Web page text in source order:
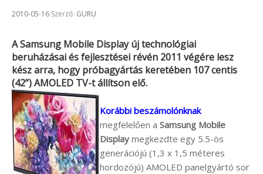
Beküldve:
2010-05-16 Szerző: GURU
ASamsung Mobile Displayúj technológiai
beruházásai és fejlesztései révén 2011 végére lesz
kész arra, hogy próbagyártás keretében 107 centis
(42”) AMOLED TV-t állítson elő.
Korábbi beszámolónknak
megfelelően a Samsung Mobile
Display megkezdte egy 5.5-ös
generációjú (1,3 x 1,5 méteres
hordozójú) AMOLED panelgyártó sor